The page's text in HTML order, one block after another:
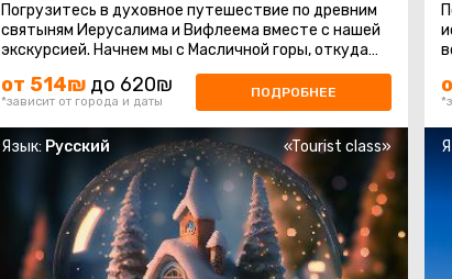
Погрузитесь в духовное путешествие по древним
святыням Иерусалима и Вифлеема вместе с нашей
экскурсией. Начнем мы с Масличной горы, откуда
откроется великолепный ...
от 514₪ до 620₪
*зависит от города и даты
ПОДРОБНЕЕ
Язык: Русский «Tourist class»